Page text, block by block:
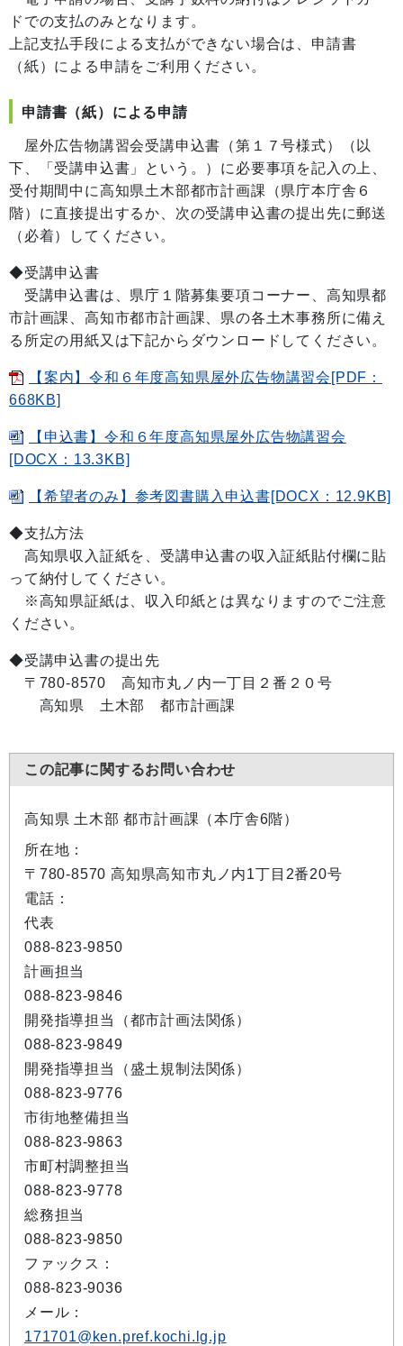
ドでの支払のみとなります。
上記支払手段による支払ができない場合は、申請書
（紙）による申請をご利用ください。
申請書（紙）による申請
屋外広告物講習会受講申込書（第１７号様式）（以
下、「受講申込書」という。）に必要事項を記入の上、
受付期間中に高知県土木部都市計画課（県庁本庁舎６
階）に直接提出するか、次の受講申込書の提出先に郵送
（必着）してください。
◆受講申込書
受講申込書は、県庁１階募集要項コーナー、高知県都
市計画課、高知市都市計画課、県の各土木事務所に備え
る所定の用紙又は下記からダウンロードしてください。
【案内】令和６年度高知県屋外広告物講習会[PDF：
668KB]
【申込書】令和６年度高知県屋外広告物講習会
[DOCX：13.3KB]
【希望者のみ】参考図書購入申込書[DOCX：12.9KB]
◆支払方法
高知県収入証紙を、受講申込書の収入証紙貼付欄に貼
って納付してください。
※高知県証紙は、収入印紙とは異なりますのでご注意
ください。
◆受講申込書の提出先
〒780-8570 高知市丸ノ内一丁目２番２０号
高知県 土木部 都市計画課
この記事に関するお問い合わせ
高知県 土木部 都市計画課（本庁舎6階）
所在地：
〒780-8570 高知県高知市丸ノ内1丁目2番20号
電話：
代表
088-823-9850
計画担当
088-823-9846
開発指導担当（都市計画法関係）
088-823-9849
開発指導担当（盛土規制法関係）
088-823-9776
市街地整備担当
088-823-9863
市町村調整担当
088-823-9778
総務担当
088-823-9850
ファックス：
088-823-9036
メール：
171701@ken.pref.kochi.lg.jp